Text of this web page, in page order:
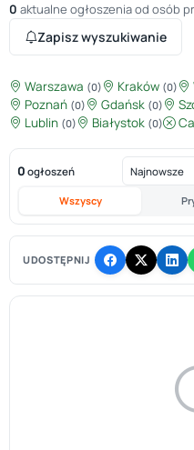
0 aktualne ogłoszenia od osób
Zapisz wyszukiwanie
Warszawa (0) Kraków (0)
Poznań (0) Gdańsk (0)
Lublin (0) Białystok (0)
0 ogłoszeń
Wszyscy
UDOSTĘPNIJ